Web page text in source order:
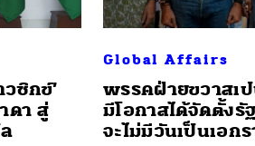
ซิกข์’
ดา สู่
Global Affairs
พรรคฝ่ายขวาสเ
มีโอกาสได้จัดตั้ง
จะไม่มีวันเป็นเอก